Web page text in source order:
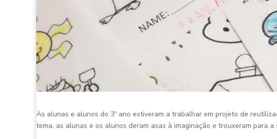
As alunas e alunos do 3º ano estiveram a trabalhar em projeto de
tema, as alunas e os alunos deram asas à imaginação e trouxeram para